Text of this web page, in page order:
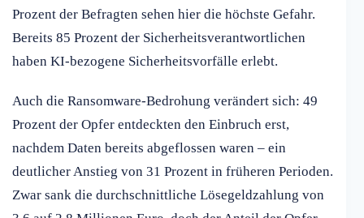
Prozent der Befragten sehen hier die höchste Gefahr.
Bereits 85 Prozent der Sicherheitsverantwortlichen
haben KI-bezogene Sicherheitsvorfälle erlebt.
Auch die Ransomware-Bedrohung verändert sich: 49
Prozent der Opfer entdeckten den Einbruch erst,
nachdem Daten bereits abgeflossen waren – ein
deutlicher Anstieg von 31 Prozent in früheren Perioden.
Zwar sank die durchschnittliche Lösegeldzahlung von